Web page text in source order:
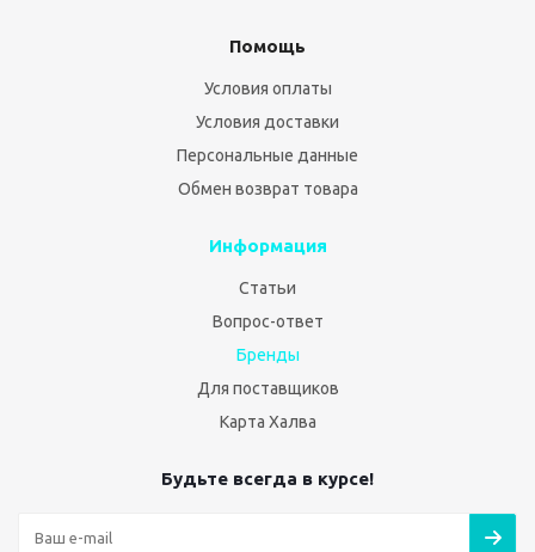
Помощь
Условия оплаты
Условия доставки
Персональные данные
Обмен возврат товара
Информация
Статьи
Вопрос-ответ
Бренды
Для поставщиков
Карта Халва
Будьте всегда в курсе!